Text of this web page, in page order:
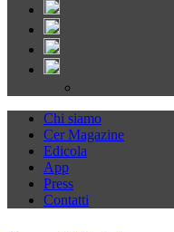
Chi siamo
Cer Magazine
Edicola
App
Press
Contatti